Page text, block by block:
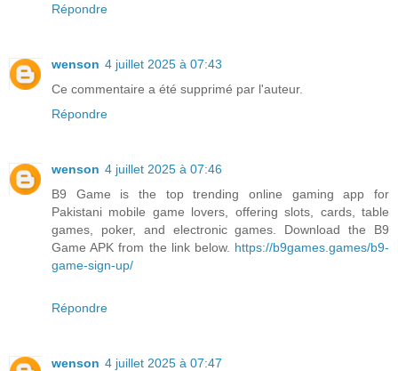
Répondre
wenson 4 juillet 2025 à 07:43
Ce commentaire a été supprimé par l'auteur.
Répondre
wenson 4 juillet 2025 à 07:46
B9 Game is the top trending online gaming app for
Pakistani mobile game lovers, offering slots, cards, table
games, poker, and electronic games. Download the B9
Game APK from the link below. https://b9games.games/b9-
game-sign-up/
Répondre
wenson 4 juillet 2025 à 07:47